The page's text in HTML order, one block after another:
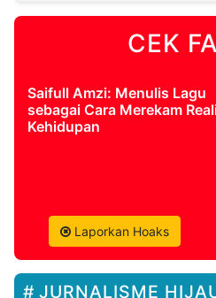
CEK
Saifull Amzi: Menulis Lagu
sebagai Cara Merekam
Kehidupan
Laporkan Hoaks
JURNALISME